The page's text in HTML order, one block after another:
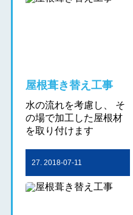
屋根葺き替え工事
水の流れを考慮し、 そ
の場で加工した屋根材
を取り付けます
27. 2018-07-11